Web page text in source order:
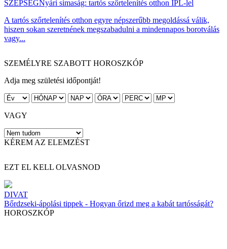
SZÉPSÉGNyári simaság: tartós szőrtelenítés otthon IPL-lel
A tartós szőrtelenítés otthon egyre népszerűbb megoldássá válik,
hiszen sokan szeretnének megszabadulni a mindennapos borotválás
vagy...
SZEMÉLYRE SZABOTT HOROSZKÓP
Adja meg születési időpontját!
VAGY
KÉREM AZ ELEMZÉST
EZT EL KELL OLVASNOD
DIVAT
Bőrdzseki-ápolási tippek - Hogyan őrizd meg a kabát tartósságát?
HOROSZKÓP